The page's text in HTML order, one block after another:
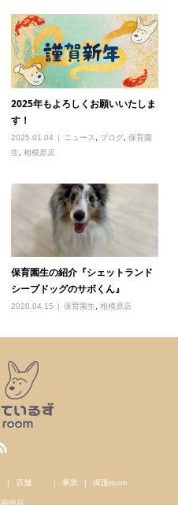
2025年もよろしくお願いいたしま
す！
2025.01.04 ニュース ブログ ,保育園
生
,相模原店
保育園生の紹介『シェットランド
シープドッグのサボくん』
2020.04.15 保育園生 ,相模原店
店舗 事業 保護room